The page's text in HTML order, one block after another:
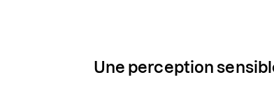
Une perception